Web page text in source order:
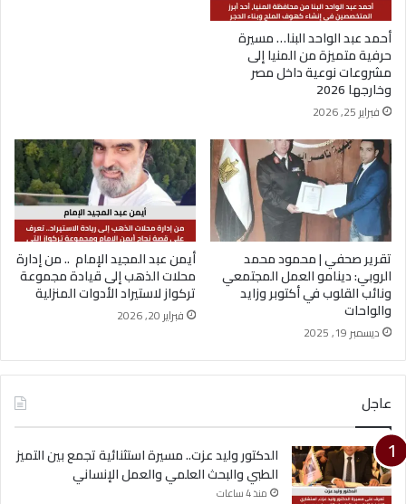
أحمد عبد الواحد البنا… مسيرة
حرفية متميزة من المنيا إلى
مشروعات نوعية داخل مصر
وخارجها 2026
فبراير 25, 2026
تقرير صحفي | محمود محمد
الروبي: دينامو العمل المجتمعي
ونائب القلوب في أكتوبر وزايد
والواحات
ديسمبر 19, 2025
أيمن عبد المجيد الإمام .. من إدارة
محلات الذهب إلى قيادة مجموعة
تركواز لاستيراد الأدوات المنزلية
فبراير 20, 2026
عاجل
الدكتور وليد عزت.. مسيرة استثنائية تجمع بين التميز
الطبي والبحث العلمي والعمل الإنساني
منذ 4 ساعات